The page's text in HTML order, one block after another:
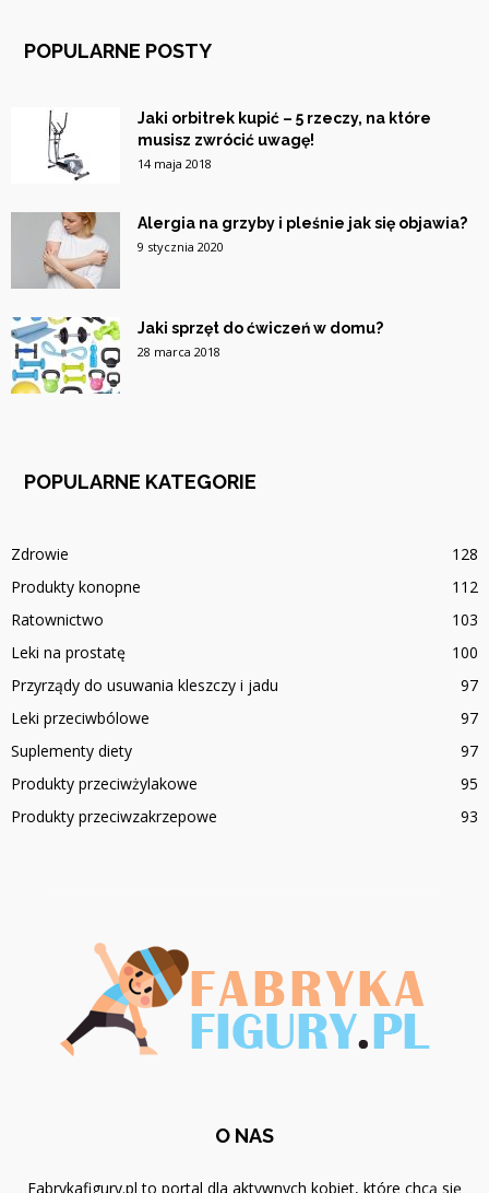
POPULARNE POSTY
Jaki orbitrek kupić – 5 rzeczy, na które
musisz zwrócić uwagę!
14 maja 2018
Alergia na grzyby i pleśnie jak się objawia?
9 stycznia 2020
Jaki sprzęt do ćwiczeń w domu?
28 marca 2018
POPULARNE KATEGORIE
Zdrowie
128
Produkty konopne
112
Ratownictwo
103
Leki na prostatę
100
Przyrządy do usuwania kleszczy i jadu
97
Leki przeciwbólowe
97
Suplementy diety
97
Produkty przeciwżylakowe
95
Produkty przeciwzakrzepowe
93
O NAS
Fabrykafigury.pl to portal dla aktywnych kobiet, które chcą się